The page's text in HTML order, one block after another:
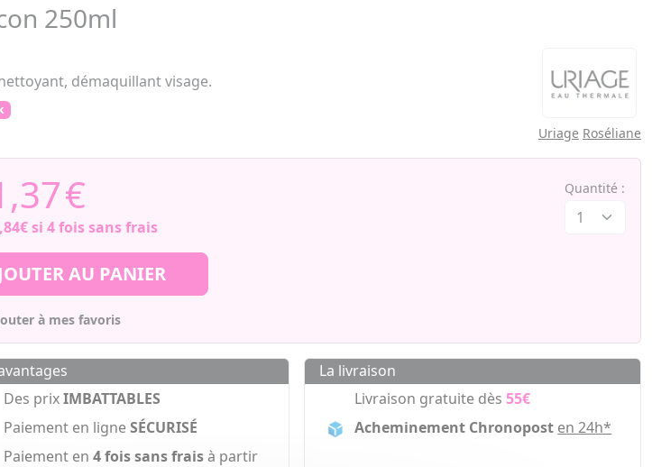
250ml
démaquillant visage.
Uriage Roséliane
€
si 4 fois sans frais
Quantité :
AU PANIER
à mes favoris
Des prixIMBATTABLES
Paiement en ligneSÉCURISÉ
Paiement en 4 fois sans fraisà partir
La livraison
Livraison gratuite dès55€
Acheminement Chronopost en 24h*